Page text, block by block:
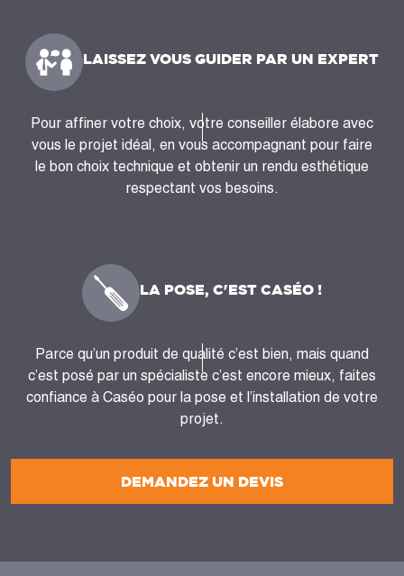
DEMANDEZ UN DEVIS
LAISSEZ VOUS GUIDER PAR UN EXPERT
Pour affiner votre choix, votre conseiller élabore avec
vous le projet idéal, en vous accompagnant pour faire
le bon choix technique et obtenir un rendu esthétique
respectant vos besoins.
LA POSE, C'EST CASÉO !
Parce qu’un produit de qualité c’est bien, mais quand
c’est posé par un spécialiste c’est encore mieux, faites
confiance à Caséo pour la pose et l’installation de votre
projet.